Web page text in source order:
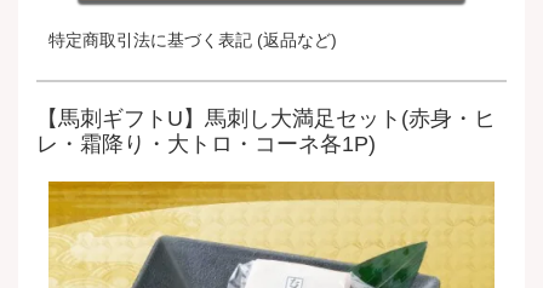
特定商取引法に基づく表記 (返品など)
【馬刺ギフトU】馬刺し大満足セット(赤身・ヒ
レ・霜降り・大トロ・コーネ各1P)